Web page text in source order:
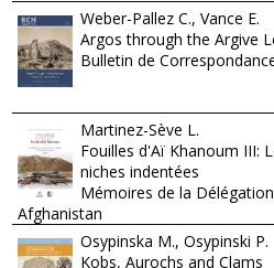
Weber-Pallez C., Vance E.
Argos through the Argive
Bulletin de
Martinez-Sève L.
Fouilles d'Aï Khanoum III:
niches indentées
Mémoires de la
Afghanistan
Osypinska M., Osypinski P.
Kobs, Aurochs and Clams